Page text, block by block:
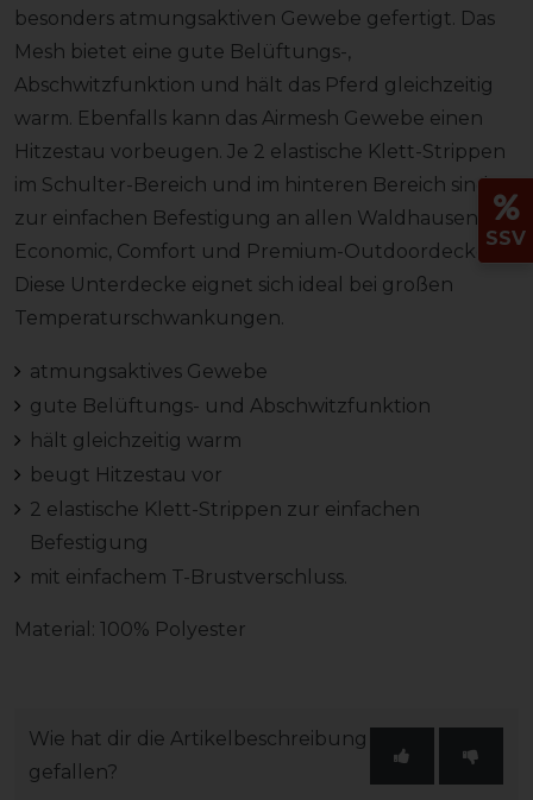
besonders atmungsaktiven Gewebe gefertigt. Das
Mesh bietet eine gute Belüftungs-,
Abschwitzfunktion und hält das Pferd gleichzeitig
warm. Ebenfalls kann das Airmesh Gewebe einen
Hitzestau vorbeugen. Je 2 elastische Klett-Strippen
im Schulter-Bereich und im hinteren Bereich sind
zur einfachen Befestigung an allen Waldhausen
Economic, Comfort und Premium-Outdoordecken.
Diese Unterdecke eignet sich ideal bei großen
Temperaturschwankungen.
atmungsaktives Gewebe
gute Belüftungs- und Abschwitzfunktion
hält gleichzeitig warm
beugt Hitzestau vor
2 elastische Klett-Strippen zur einfachen
Befestigung
mit einfachem T-Brustverschluss.
Material: 100% Polyester
Wie hat dir die Artikelbeschreibung
gefallen?
SSV